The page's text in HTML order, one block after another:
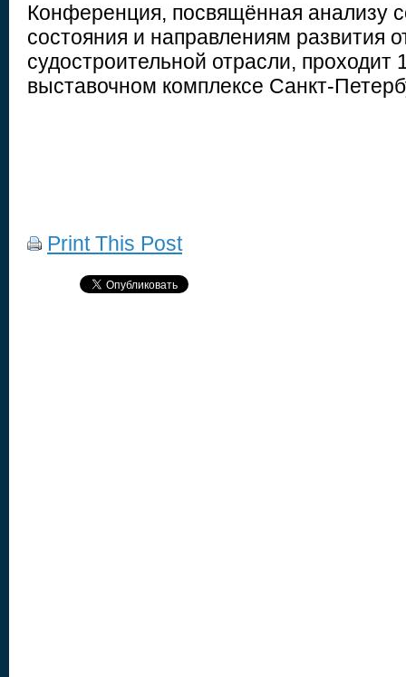
Конференция, посвящённая анализу
состояния и направлениям развития
судостроительной отрасли, проходит
выставочном комплексе Санкт-
Print This Post